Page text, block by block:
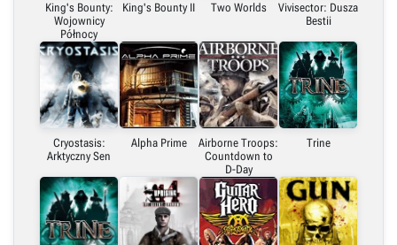
King's Bounty:
Wojownicy
Północy
King's Bounty II Two Worlds
Vivisector: Dusza
Bestii
Cryostasis:
Arktyczny Sen
Alpha Prime
Airborne Troops:
Countdown to
D-Day
Trine